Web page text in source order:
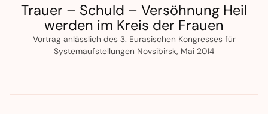
Trauer – Schuld – Versöhnung Heil
werden im Kreis der Frauen
Vortrag anlässlich des 3. Eurasischen Kongresses für
Systemaufstellungen Novsibirsk, Mai 2014